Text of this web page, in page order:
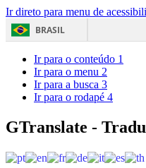
Ir direto para menu de
BRASIL
Ir para o conteúdo 1
Ir para o menu 2
Ir para a busca 3
Ir para o rodapé 4
GTranslate -